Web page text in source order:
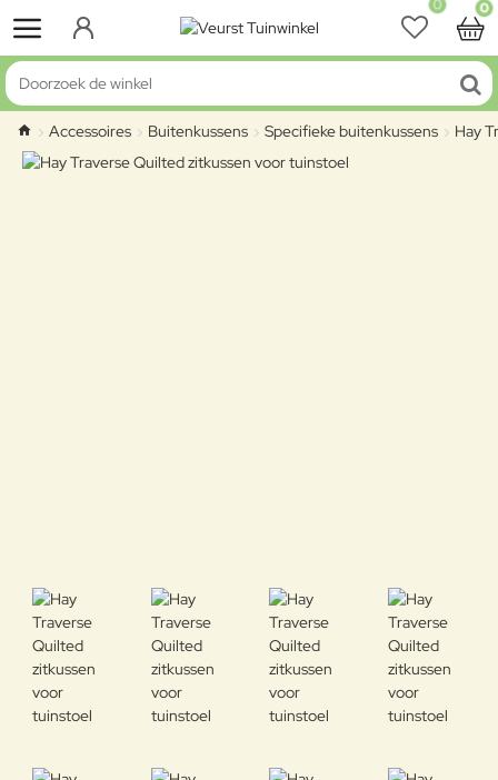
0 0
Doorzoek de winkel
home
Accessoires Buitenkussens Specifieke buitenkussens Hay